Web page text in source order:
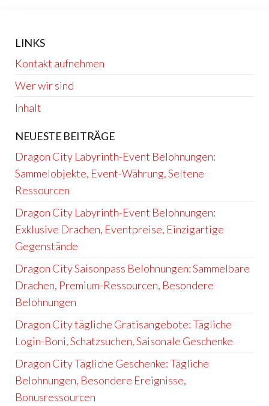
LINKS
Kontakt aufnehmen
Wer wir sind
Inhalt
NEUESTE BEITRÄGE
Dragon City Labyrinth-Event Belohnungen:
Sammelobjekte, Event-Währung, Seltene
Ressourcen
Dragon City Labyrinth-Event Belohnungen:
Exklusive Drachen, Eventpreise, Einzigartige
Gegenstände
Dragon City Saisonpass Belohnungen: Sammelbare
Drachen, Premium-Ressourcen, Besondere
Belohnungen
Dragon City tägliche Gratisangebote: Tägliche
Login-Boni, Schatzsuchen, Saisonale Geschenke
Dragon City Tägliche Geschenke: Tägliche
Belohnungen, Besondere Ereignisse,
Bonusressourcen